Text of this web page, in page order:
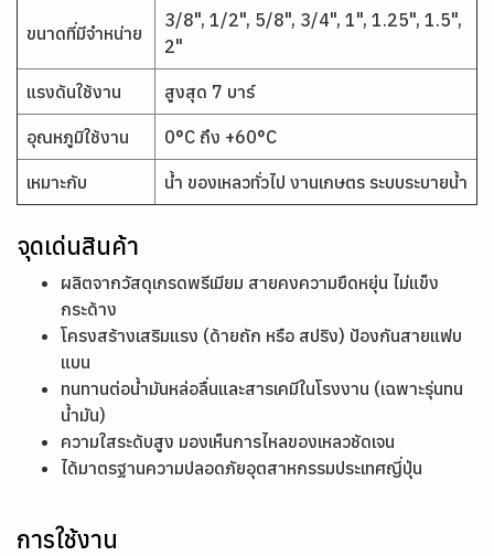
ขนาดที่มีจำหน่าย
3/8", 1/2", 5/8", 3/4", 1", 1.25", 1.5",
2"
แรงดันใช้งาน สูงสุด 7 บาร์
อุณหภูมิใช้งาน 0°C ถึง +60°C
เหมาะกับ น้ำ ของเหลวทั่วไป งานเกษตร ระบบระบายน้ำ
จุดเด่นสินค้า
ผลิตจากวัสดุเกรดพรีเมียม สายคงความยืดหยุ่น ไม่แข็ง
กระด้าง
โครงสร้างเสริมแรง (ด้ายถัก หรือ สปริง) ป้องกันสายแฟบ
แบน
ทนทานต่อน้ำมันหล่อลื่นและสารเคมีในโรงงาน (เฉพาะรุ่นทน
น้ำมัน)
ความใสระดับสูง มองเห็นการไหลของเหลวชัดเจน
ได้มาตรฐานความปลอดภัยอุตสาหกรรมประเทศญี่ปุ่น
การใช้งาน